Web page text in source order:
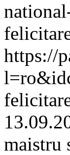
https://
maistru